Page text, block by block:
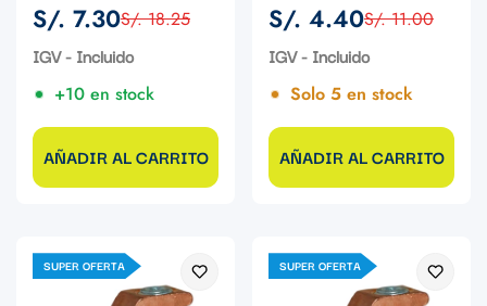
Precio
de
S/. 7.30
Precio
regular
S/. 18.25
IGV - Incluido
+10 en stock
AÑADIR AL CARRITO
Precio
de
S/. 4.40
Precio
regular
S/. 11.00
IGV - Incluido
Solo 5 en stock
AÑADIR AL CARRITO
SUPER OFERTA SUPER OFERTA